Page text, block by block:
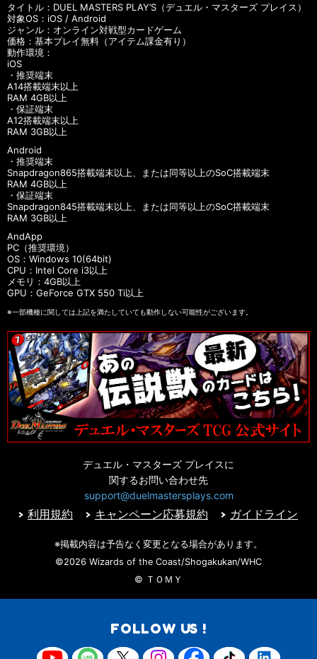
タイトル：DUEL MASTERS PLAY’S（デュエル・マスターズ プレイス）
対象OS：iOS / Android
ジャンル：オンライン対戦型カードゲーム
価格：基本プレイ無料（アイテム課金有り）
動作環境：
iOS
・推奨端末
A14搭載端末以上
RAM 4GB以上
・保証端末
A12搭載端末以上
RAM 3GB以上
Android
・推奨端末
Snapdragon865搭載端末以上、または同等以上のSoC搭載端末
RAM 4GB以上
・保証端末
Snapdragon845搭載端末以上、または同等以上のSoC搭載端末
RAM 3GB以上
AndApp
PC（推奨環境）
OS：Windows 10(64bit)
CPU：Intel Core i3以上
メモリ：4GB以上
GPU：GeForce GTX 550 Ti以上
※一部機種に関しては上記を満たしていても動作しない可能性がございます。
デュエル・マスターズ プレイスに
関するお問い合わせ先
support@duelmastersplays.com
利用規約 キャンペーン応募規約 ガイドライン
※掲載内容は予告なく変更となる場合があります。
©2026 Wizards of the Coast/Shogakukan/WHC
© ＴＯＭＹ
FOLLOW US !